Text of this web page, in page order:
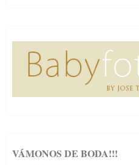
VÁMONOS DE BODA!!!